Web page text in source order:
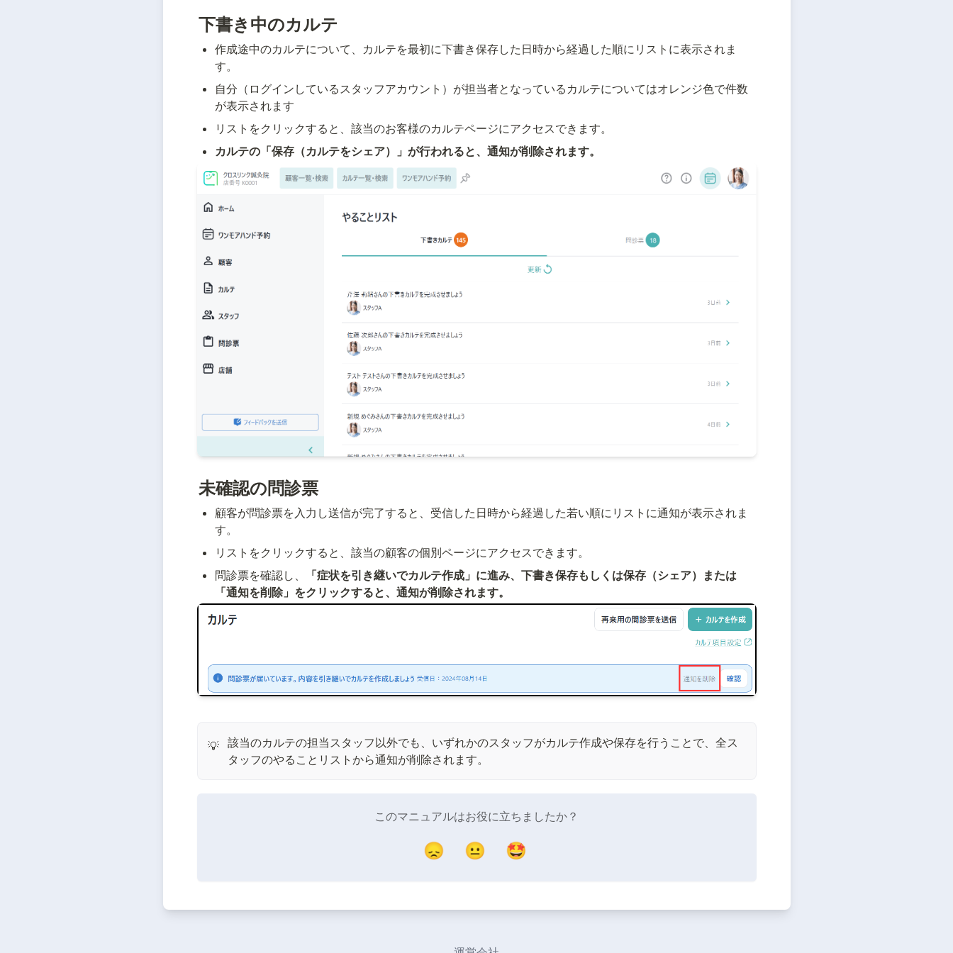
下書き中のカルテ
作成途中のカルテについて、カルテを最初に下書き保存した日時から経過した順にリストに表示されま
す。
自分（ログインしているスタッフアカウント）が担当者となっているカルテについてはオレンジ色で件数
が表示されます
リストをクリックすると、該当のお客様のカルテページにアクセスできます。
カルテの「保存（カルテをシェア）」が行われると、通知が削除されます。
未確認の問診票
顧客が問診票を入力し送信が完了すると、受信した日時から経過した若い順にリストに通知が表示されま
す。
リストをクリックすると、該当の顧客の個別ページにアクセスできます。
問診票を確認し、
「症状を引き継いでカルテ作成」に進み、下書き保存もしくは保存（シェア）または
💡
該当のカルテの担当スタッフ以外でも、いずれかのスタッフがカルテ作成や保存を行うことで、全ス
タッフのやることリストから通知が削除されます。
このマニュアルはお役に立ちましたか？
😞 😐 🤩